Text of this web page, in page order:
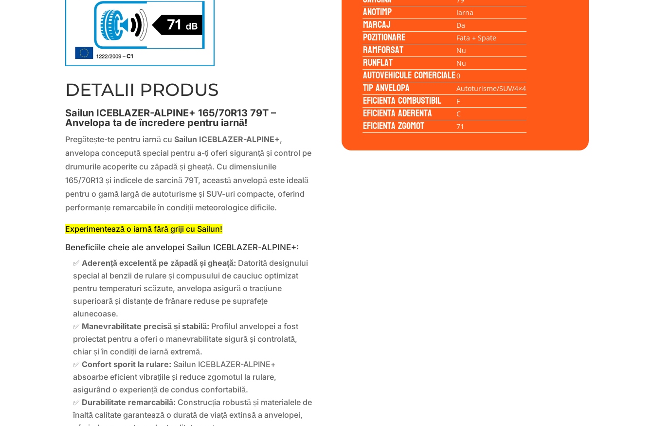
DETALII PRODUS
Sailun ICEBLAZER-ALPINE+ 165/70R13 79T –
Anvelopa ta de încredere pentru iarnă!
Pregătește-te pentru iarnă cuSailun ICEBLAZER-ALPINE+,
anvelopa concepută special pentru a-ți oferi siguranță și control pe
drumurile acoperite cu zăpadă și gheață. Cu dimensiunile
165/70R13 și indicele de sarcină 79T, această anvelopă este ideală
pentru o gamă largă de autoturisme și SUV-uri compacte, oferind
performanțe remarcabile în condiții meteorologice dificile.
Experimentează o iarnă fără griji cu Sailun!
Beneficiile cheie ale anvelopei Sailun ICEBLAZER-ALPINE+:
✅ Aderență excelentă pe zăpadă și gheață: Datorită designului
special al benzii de rulare și compusului de cauciuc optimizat
pentru temperaturi scăzute, anvelopa asigură o tracțiune
superioară și distanțe de frânare reduse pe suprafețe
alunecoase.
✅ Manevrabilitate precisă și stabilă: Profilul anvelopei a fost
proiectat pentru a oferi o manevrabilitate sigură și controlată,
chiar și în condiții de iarnă extremă.
✅Confort sporit la rulare: Sailun ICEBLAZER-ALPINE+
absoarbe eficient vibrațiile și reduce zgomotul la rulare,
asigurând o experiență de condus confortabilă.
✅ Durabilitate remarcabilă: Construcția robustă și materialele de
înaltă calitate garantează o durată de viață extinsă a anvelopei,
Anotimp Iarna
Marcaj Da
Pozitionare Fata + Spate
Ramforsat Nu
Runflat Nu
Autovehicule comerciale0
Tip anvelopa Autoturisme/SUV/4×4
Eficienta Combustibil F
Eficienta Aderenta C
Eficienta Zgomot 71